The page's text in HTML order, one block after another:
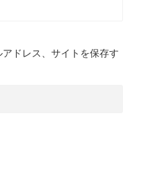
ドレス、サイトを保存す